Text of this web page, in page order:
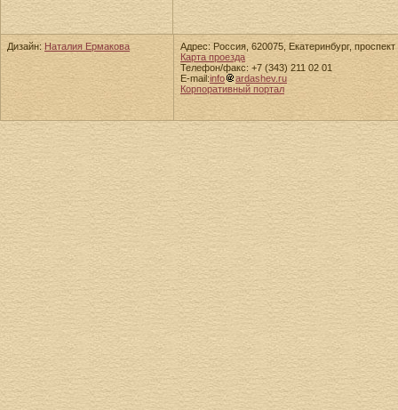
Дизайн: Наталия Ермакова
Адрес: Россия, 620075, Екатеринбург,
Карта проезда
Телефон/факс: +7 (343) 211 02 01
E-mail:info
ardashev.ru
Корпоративный портал